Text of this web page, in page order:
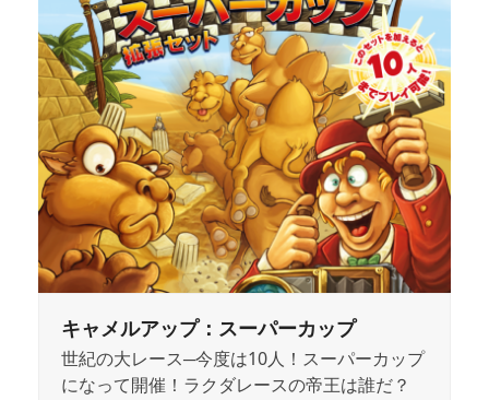
キャメルアップ：スーパーカップ
世紀の大レース─今度は10人！スーパーカップ
になって開催！ラクダレースの帝王は誰だ？